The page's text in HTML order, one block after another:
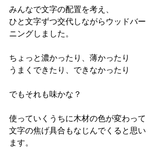
みんなで文字の配置を考え、
ひと文字ずつ交代しながらウッドバー
ニングしました。
ちょっと濃かったり、薄かったり
うまくできたり、できなかったり
でもそれも味かな？
使っていくうちに木材の色が変わって
文字の焦げ具合もなじんでくると思い
ます。